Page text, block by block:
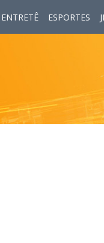
ENTRETÊ ESPORTES